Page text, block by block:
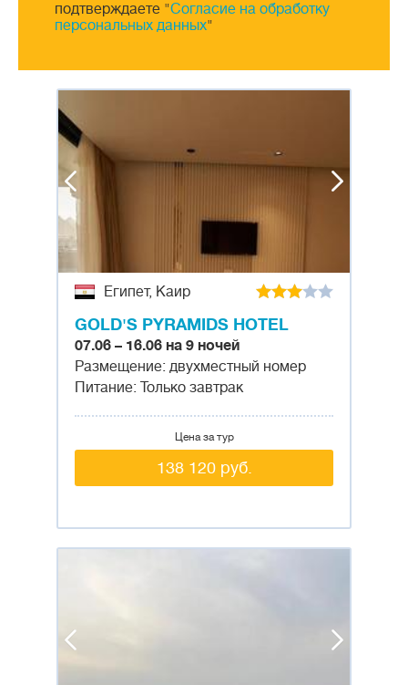
подтверждаете "Согласие на обработку
персональных данных"
Египет, Каир
GOLD'S PYRAMIDS HOTEL
07.06 – 16.06 на 9 ночей
Размещение: двухместный номер
Питание: Только завтрак
Цена за тур
138 120 руб.